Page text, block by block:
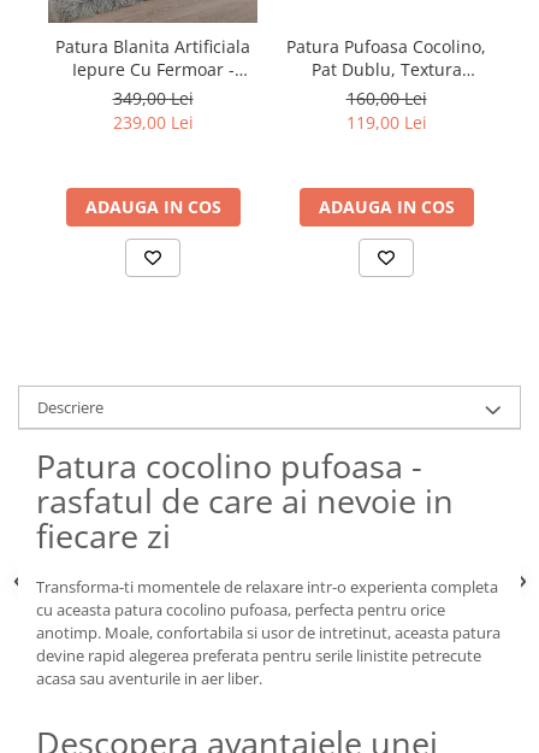
Patura Blanita Artificiala
Iepure Cu Fermoar -
Turcoaz
349,00 Lei
239,00 Lei
ADAUGA IN COS
Patura Pufoasa Cocolino,
Pat Dublu, Textura
Reiata, Cappucinno
160,00 Lei
119,00 Lei
ADAUGA IN COS
Descriere
Patura cocolino pufoasa -
rasfatul de care ai nevoie in
fiecare zi
Transforma-ti momentele de relaxare intr-o experienta completa
cu aceasta patura cocolino pufoasa, perfecta pentru orice
anotimp. Moale, confortabila si usor de intretinut, aceasta patura
devine rapid alegerea preferata pentru serile linistite petrecute
acasa sau aventurile in aer liber.
Descopera avantajele unei